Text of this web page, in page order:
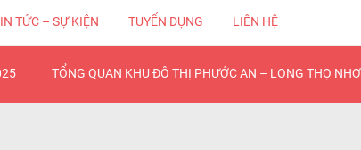
TỨC – SỰ KIỆN TUYỂN DỤNG LIÊN HỆ
TỔNG QUAN KHU ĐÔ THỊ PHƯỚC AN – LONG THỌ